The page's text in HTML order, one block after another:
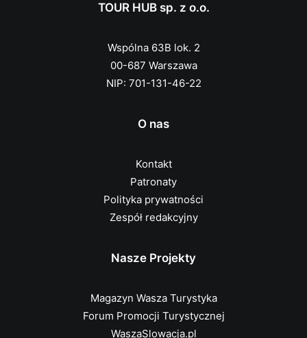
TOUR HUB sp. z o.o.
Wspólna 63B lok. 2
00-687 Warszawa
NIP: 701-131-46-22
O nas
Kontakt
Patronaty
Polityka prywatności
Zespół redakcyjny
Nasze Projekty
Magazyn Wasza Turystyka
Forum Promocji Turystycznej
WaszaSlowacja.pl